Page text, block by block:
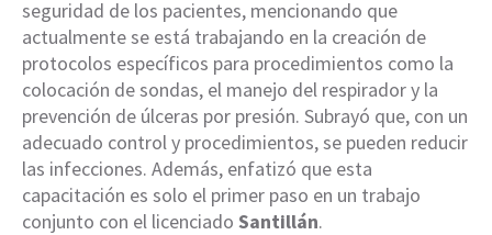
seguridad de los pacientes, mencionando que
actualmente se está trabajando en la creación de
protocolos específicos para procedimientos como la
colocación de sondas, el manejo del respirador y la
prevención de úlceras por presión. Subrayó que, con un
adecuado control y procedimientos, se pueden reducir
las infecciones. Además, enfatizó que esta
capacitación es solo el primer paso en un trabajo
conjunto con el licenciado Santillán.